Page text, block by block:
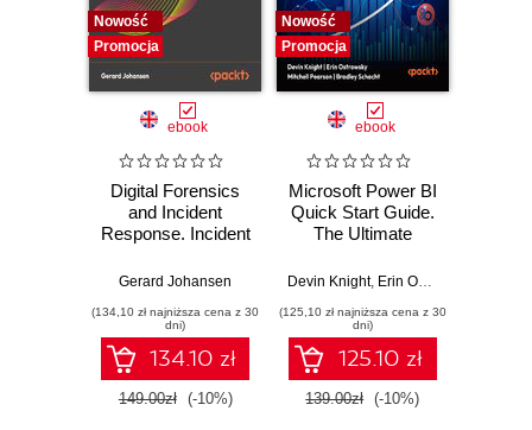
Nowość
Promocja
ebook
Digital Forensics
and Incident
Response. Incident
and techniques for
threat response -
Fourth Edition
Gerard Johansen
(134,10 zł najniższa cena z 30
dni)
134.10 zł
149.00zł (-10%)
Nowość
Promocja
ebook
Microsoft Power BI
Quick Start Guide.
The Ultimate
to Power BI, Data
Tools, and
Microsoft Fabric -
Fourth Edition
Devin Knight, Erin Ostrowsky
(125,10 zł najniższa cena z 30
dni)
125.10 zł
139.00zł (-10%)